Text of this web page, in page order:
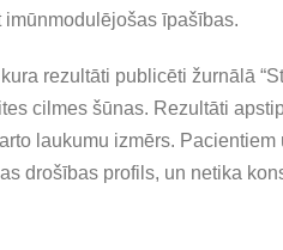
īpašības.
rezultāti publicēti žurnālā
cilmes šūnas. Rezultāti
laukumu izmērs. Pacientiem
drošības profils, un netika